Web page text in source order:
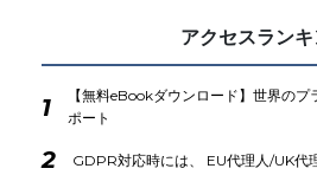
アクセスラン
1
【無料eBookダウンロード】世界の
ポート
2 GDPR対応時には、 EU代理人/UK代